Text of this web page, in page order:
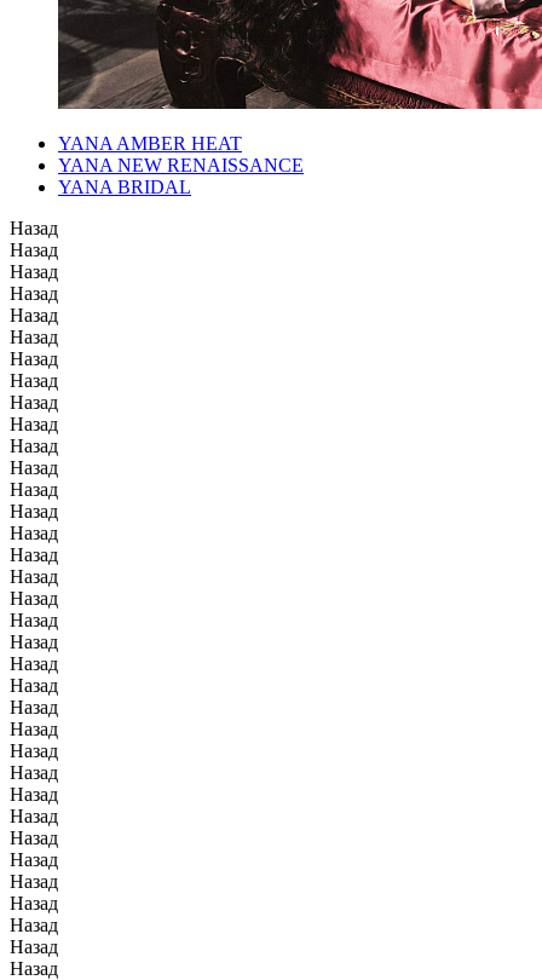
YANA AMBER HEAT
YANA NEW RENAISSANCE
YANA BRIDAL
Назад
Назад
Назад
Назад
Назад
Назад
Назад
Назад
Назад
Назад
Назад
Назад
Назад
Назад
Назад
Назад
Назад
Назад
Назад
Назад
Назад
Назад
Назад
Назад
Назад
Назад
Назад
Назад
Назад
Назад
Назад
Назад
Назад
Назад
Назад